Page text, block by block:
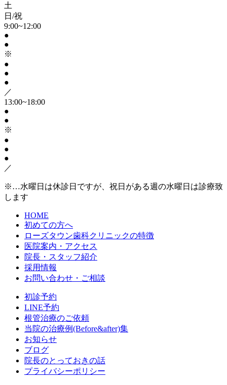
土
日/祝
9:00~12:00
●
●
※
●
●
●
／
13:00~18:00
●
●
※
●
●
●
／
※…水曜日は休診日ですが、祝日がある週の水曜日は診療致
します
HOME
初めての方へ
ローズタウン歯科クリニックの特徴
医院案内・アクセス
院長・スタッフ紹介
採用情報
お問い合わせ・ご相談
初診予約
LINE予約
根管治療のご依頼
当院の治療例(Before&after)集
お知らせ
ブログ
院長のとっておきの話
プライバシーポリシー